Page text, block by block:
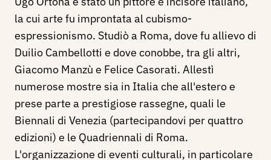
la cui arte fu improntata al cubismo-
espressionismo. Studiò a Roma, dove fu allievo di
Duilio Cambellotti e dove conobbe, tra gli altri,
Giacomo Manzù e Felice Casorati. Allestì
numerose mostre sia in Italia che all'estero e
prese parte a prestigiose rassegne, quali le
Biennali di Venezia (partecipandovi per quattro
edizioni) e le Quadriennali di Roma.
L'organizzazione di eventi culturali, in particolare